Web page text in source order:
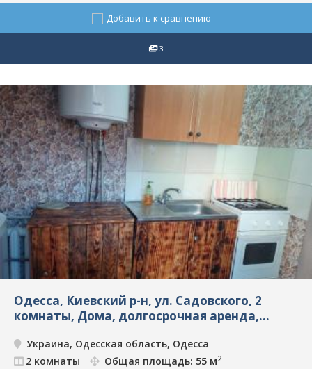
Добавить к сравнению
3
Одесса, Киевский р-н, ул. Садовского, 2
комнаты, Дома, долгосрочная аренда,
Украина, Одесская область, Одесса
2 комнаты
Общая площадь: 55 м2